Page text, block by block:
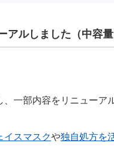
アルしました（中容
一部内容をリニューア
イスマスクや独自処方を